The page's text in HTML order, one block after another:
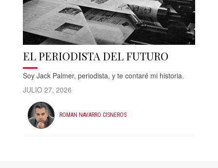
EL PERIODISTA DEL FUTURO
Soy Jack Palmer, periodista, y te contaré mi historia.
JULIO 27, 2026
ROMAN NAVARRO CISNEROS